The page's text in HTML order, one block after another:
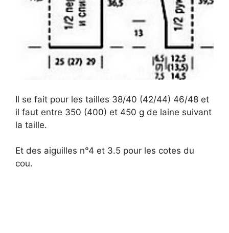
Il se fait pour les tailles 38/40 (42/44) 46/48 et
il faut entre 350 (400) et 450 g de laine suivant
la taille.
Et des aiguilles n°4 et 3.5 pour les cotes du
cou.